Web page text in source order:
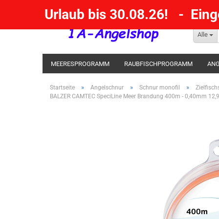
Alle
Urlaub bis 30.08.26! -
MEERESPROGRAMM RAUBFISCHPROGRAMM
KESCHER / SENKE / GAFF POSEN SBIRULINOS
Startseite » Angelschnur » Schnur monofil »
BALZER CAMTEC SpeciLine Meer Brandung 400m - 0,40mm